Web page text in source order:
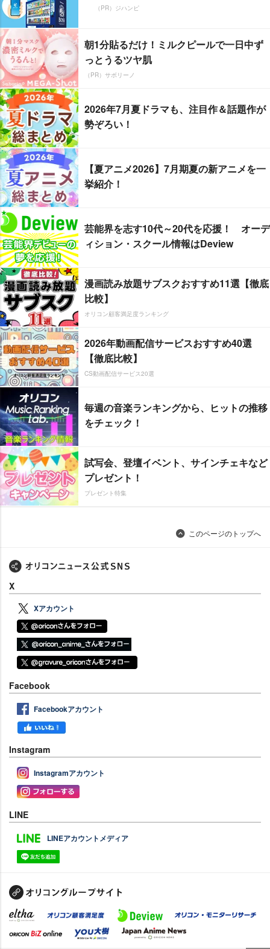
（PR）ジハンピ
朝1分貼るだけ！ミルクピールで一日中ず
っとうるツヤ肌
（PR）サボリーノ
2026年7月夏ドラマも、注目作＆話題作が
勢ぞろい！
【夏アニメ2026】7月期夏の新アニメを一
挙紹介！
芸能界を志す10代～20代を応援！ オーデ
ィション・スクール情報はDeview
漫画読み放題サブスクおすすめ11選【徹底
比較】
オリコン顧客満足度ランキング
2026年動画配信サービスおすすめ40選
【徹底比較】
CS動画配信サービス20選
毎週の音楽ランキングから、ヒットの推移
をチェック！
試写会、登壇イベント、サインチェキなど
プレゼント！
プレゼント特集
このページのトップへ
X
Xアカウント
Facebook
Facebookアカウント
Instagram
Instagramアカウント
LINE
LINEアカウントメディア